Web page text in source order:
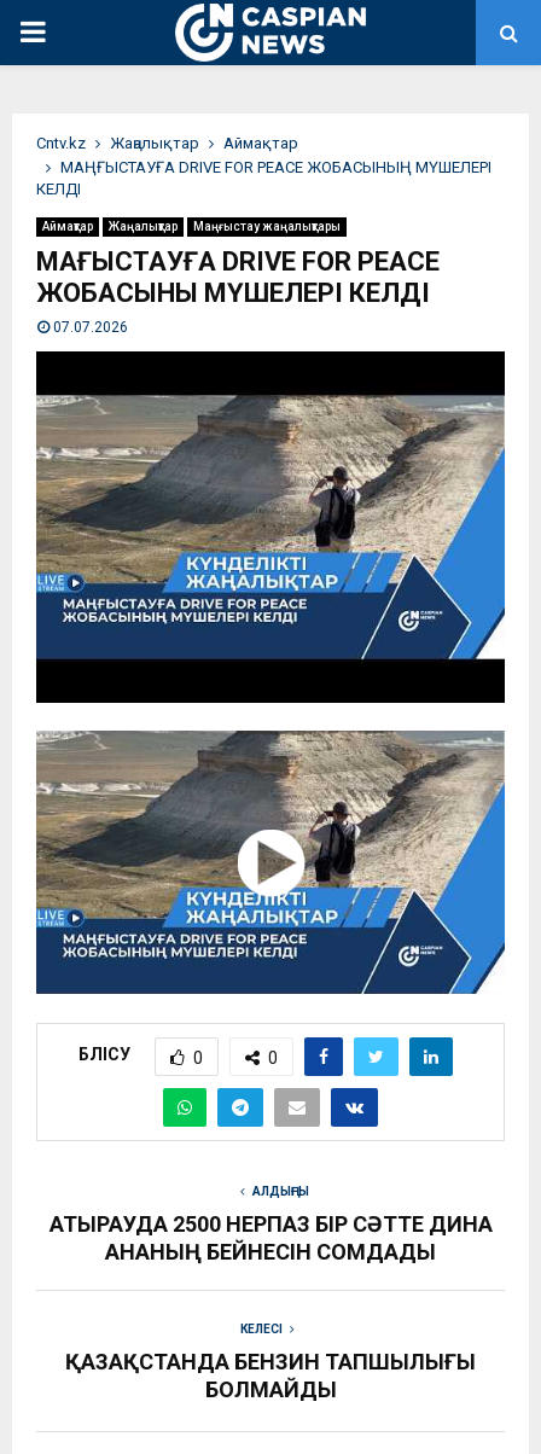
PRIMARY
Сntv.kz Жаңалықтар
Аймақтар
МАҢҒЫСТАУҒА DRIVE FOR PEACE ЖОБАСЫНЫҢ МҮШЕЛЕРІ
КЕЛДІ
Аймақтар Жаңалықтар Маңғыстау жаңалықтары
МАҢҒЫСТАУҒА DRIVE FOR PEACE
ЖОБАСЫНЫҢ МҮШЕЛЕРІ КЕЛДІ
07.07.2026
БӨЛІСУ 0 0
АЛДЫҢҒЫ
АТЫРАУДА 2500 ӨНЕРПАЗ БІР СӘТТЕ ДИНА
АНАНЫҢ БЕЙНЕСІН СОМДАДЫ
КЕЛЕСІ
ҚАЗАҚСТАНДА БЕНЗИН ТАПШЫЛЫҒЫ
БОЛМАЙДЫ